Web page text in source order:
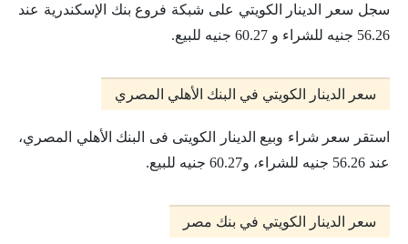
سجل سعر الدينار الكويتي على شبكة فروع بنك الإسكندرية عند
56.26 جنيه للشراء و 60.27 جنيه للبيع.
سعر الدينار الكويتي في البنك الأهلي المصري
استقر سعر شراء وبيع الدينار الكويتى فى البنك الأهلي المصري،
عند 56.26 جنيه للشراء، و60.27 جنيه للبيع.
سعر الدينار الكويتي في بنك مصر